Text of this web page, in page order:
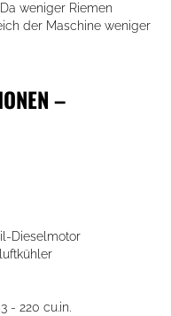
weniger Riemen
der Maschine weniger
–
cu.in.